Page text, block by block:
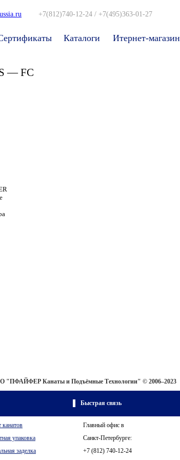
+7(812)740-12-24 / +7(495)363-01-27
Каталоги Итернет-магазин
— FC
"ПФАЙФЕР Канаты и Подъёмные Технологии" © 2006–2023
Быстрая связь
канатов
упаковка
заделка
Главный офис в
Санкт-Петербурге:
+7 (812) 740-12-24